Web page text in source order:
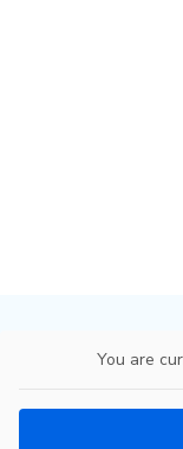
You are